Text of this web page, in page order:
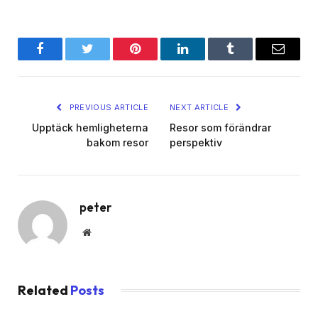
FacebookTwitter Pinterest LinkedInTumblr Email
PREVIOUS ARTICLE
Upptäck hemligheterna
bakom resor
NEXT ARTICLE
Resor som förändrar
perspektiv
peter
Website
Related Posts